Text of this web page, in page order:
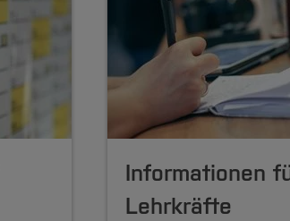
Informationen
Lehrkräfte